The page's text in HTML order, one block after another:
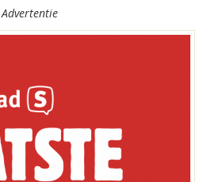
Advertentie